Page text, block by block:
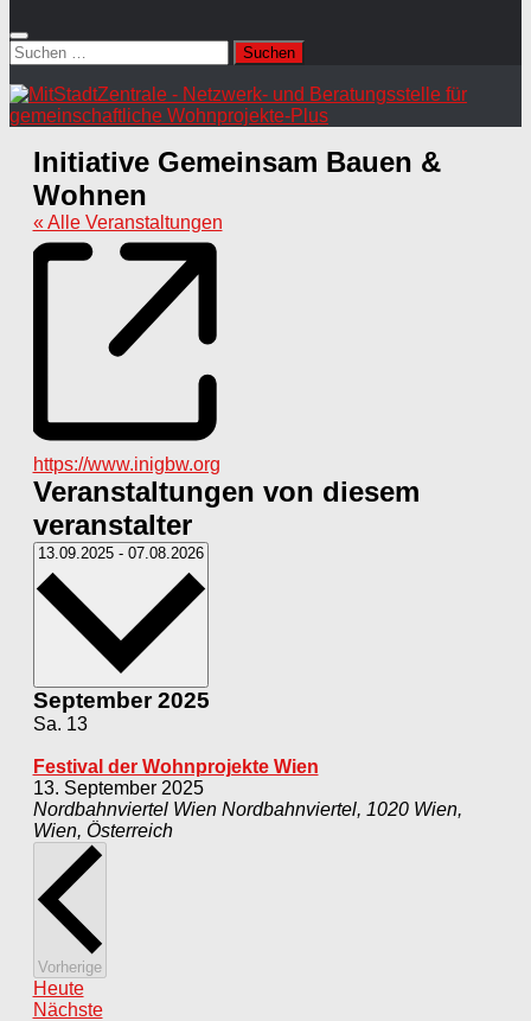
Suchen
nach:
Initiative Gemeinsam Bauen &
Wohnen
« Alle Veranstaltungen
Webseite
https://www.inigbw.org
Veranstaltungen von diesem
veranstalter
13.09.2025 - 07.08.2026 Datum
September 2025
Sa. 13
Festival der Wohnprojekte Wien
13. September 2025
Nordbahnviertel Wien Nordbahnviertel, 1020 Wien,
Wien, Österreich
VorherigeVeranstaltungen
Heute
NächsteVeranstaltungen